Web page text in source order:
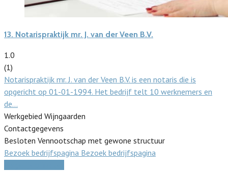
13. Notarispraktijk mr. J. van der Veen B.V.
1.0
(1)
Notarispraktijk mr. J. van der Veen B.V. is een notaris die is
opgericht op 01-01-1994. Het bedrijf telt 10 werknemers en
de…
Werkgebied Wijngaarden
Contactgegevens
Besloten Vennootschap met gewone structuur
Bezoek bedrijfspagina Bezoek bedrijfspagina